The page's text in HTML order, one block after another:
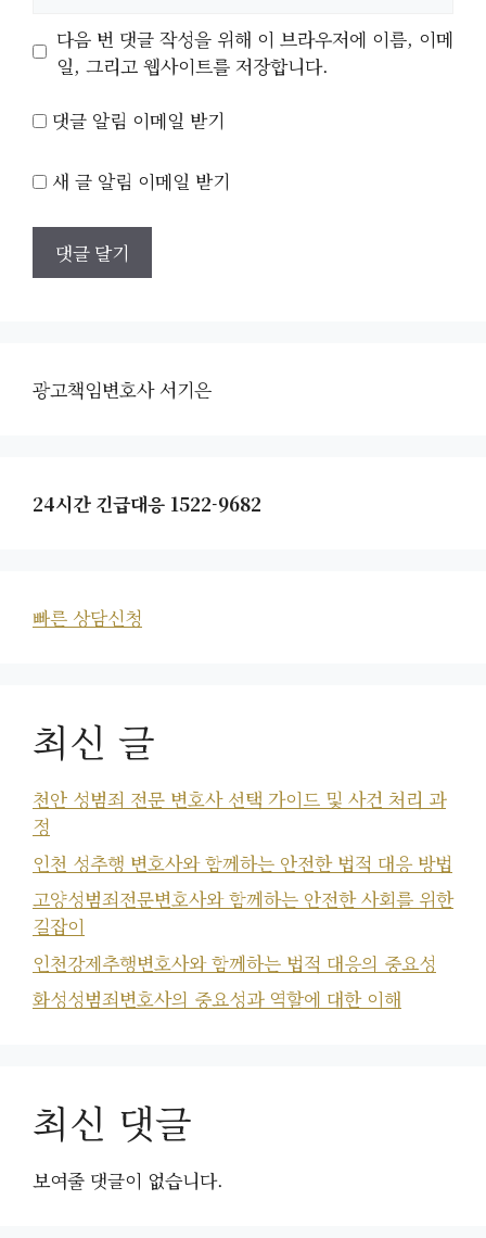
트
다음 번 댓글 작성을 위해 이 브라우저에 이름, 이메
일, 그리고 웹사이트를 저장합니다.
댓글 알림 이메일 받기
새 글 알림 이메일 받기
광고책임변호사 서기은
24시간 긴급대응 1522-9682
빠른 상담신청
최신 글
천안 성범죄 전문 변호사 선택 가이드 및 사건 처리 과
정
인천 성추행 변호사와 함께하는 안전한 법적 대응 방법
고양성범죄전문변호사와 함께하는 안전한 사회를 위한
길잡이
인천강제추행변호사와 함께하는 법적 대응의 중요성
화성성범죄변호사의 중요성과 역할에 대한 이해
최신 댓글
보여줄 댓글이 없습니다.